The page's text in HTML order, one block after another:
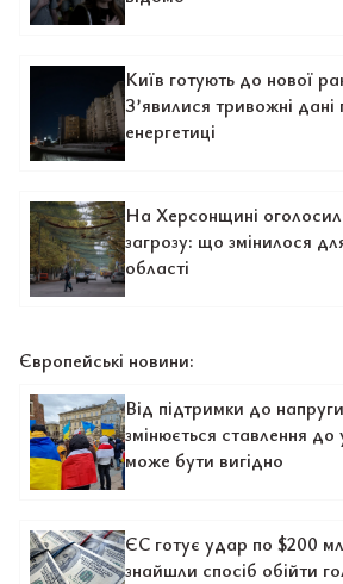
Київ готують до нової
З’явилися тривожні
енергетиці
На Херсонщині
загрозу: що змінилося
області
Європейські новини:
Від підтримки до
змінюється ставлення до
може бути вигідно
ЄС готує удар по $200
знайшли спосіб обійти